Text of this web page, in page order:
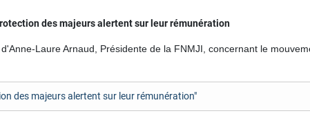
des majeurs alertent sur leur rémunération
Laure Arnaud, Présidente de la FNMJI, concernant le
des majeurs alertent sur leur rémunération"